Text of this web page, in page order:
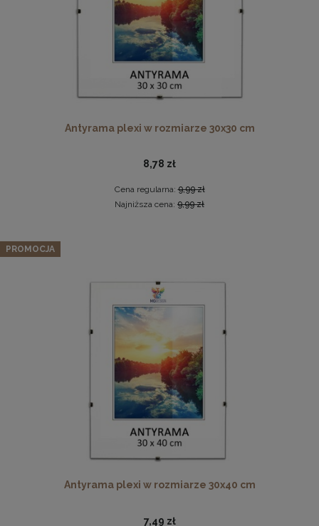
Drewniana, frezowana ramka na zdjęcia, plakaty, obrazy w
rozmiarze 21 x 30 cm w kolorze białym
19,99 zł
DO KOSZYKA
Pleksa w rozmiarze 40x40 cm plexi
10,19 zł
DO KOSZYKA
Cena regularna:
Najniższa cena:
DO KOSZYKA
Antyrama plexi w rozmiarze 30x30 cm
8,78 zł
Cena regularna:9,99 zł
Najniższa cena: 9,99 zł
Antyrama plexi w rozmiarze 30x40 cm
7,49 zł
PROMOCJA